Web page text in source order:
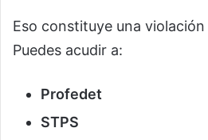
Eso constituye una
Puedes acudir a:
Profedet
STPS